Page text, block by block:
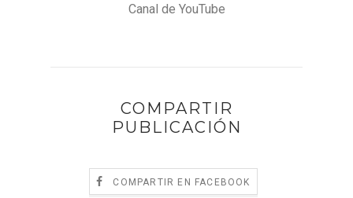
Canal de YouTube
COMPARTIR
PUBLICACIÓN
COMPARTIR EN FACEBOOK